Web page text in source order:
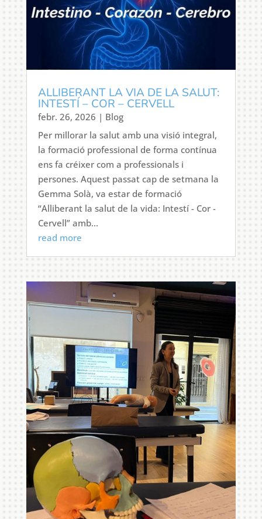
ALLIBERANT LA VIA DE LA SALUT:
INTESTÍ – COR – CERVELL
febr. 26, 2026 | Blog
Per millorar la salut amb una visió integral,
la formació professional de forma contínua
ens fa créixer com a professionals i
persones. Aquest passat cap de setmana la
Gemma Solà, va estar de formació
“Alliberant la salut de la vida: Intestí - Cor -
Cervell” amb...
read more